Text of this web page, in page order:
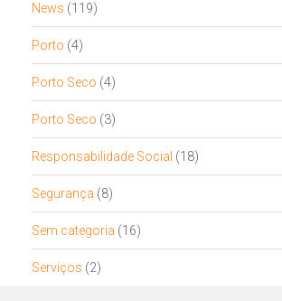
News (119)
Porto (4)
Porto Seco (4)
Porto Seco (3)
Responsabilidade Social (18)
Segurança (8)
Sem categoria (16)
Serviços (2)